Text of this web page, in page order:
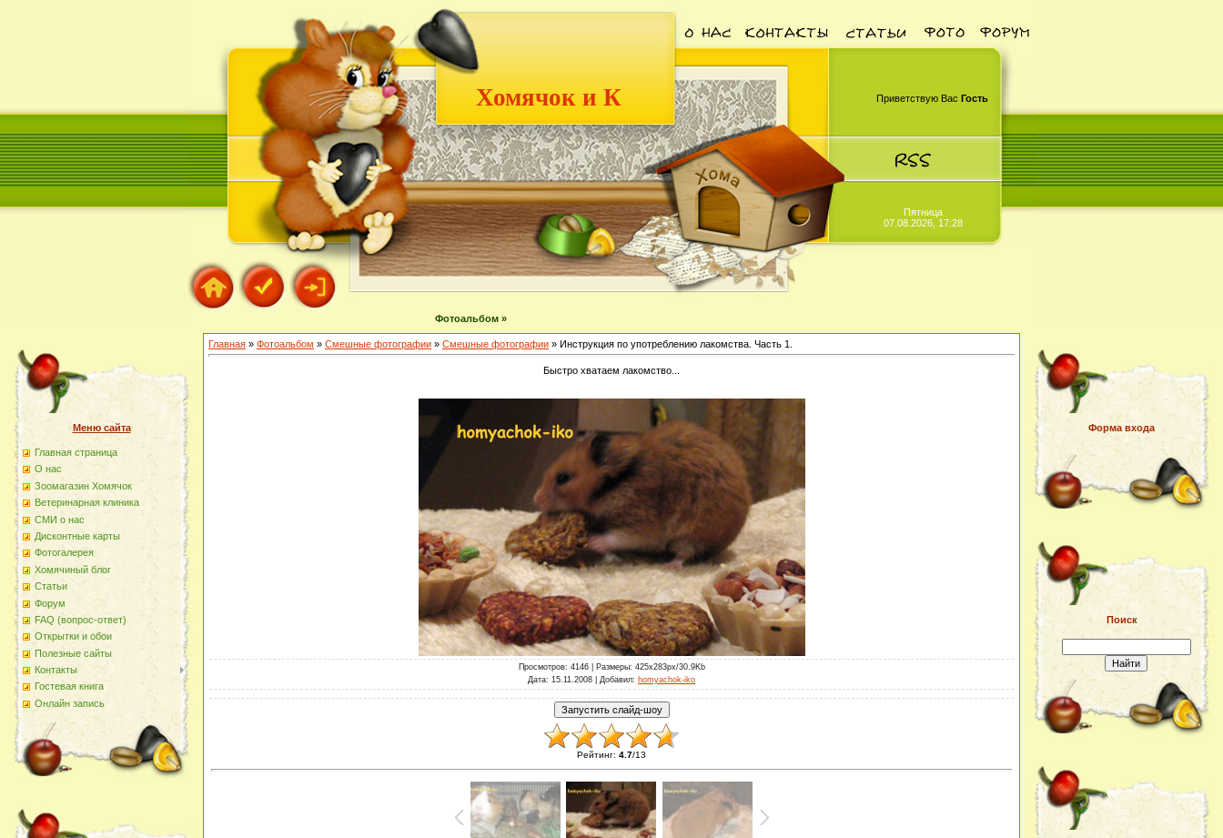
Хомячок и К Приветствую Вас Гость
Пятница
07.08.2026, 17:28
Фотоальбом »
Меню сайта
Главная страница
О наc
Зоомагазин Хомячок
Ветеринарная клиника
СМИ о нас
Дисконтные карты
Фотогалерея
Хомячиный блог
Статьи
Форум
FAQ (вопрос-ответ)
Открытки и обои
Полезные сайты
Контакты
Гостевая книга
Онлайн запись
Главная » Фотоальбом » Смешные фотографии » Смешные фотографии » Инструкция по употреблению лакомства. Часть 1.
Быстро хватаем лакомство...
Просмотров: 4146 | Размеры: 425x283px/30.9Kb
Дата: 15.11.2008 | Добавил: homyachok-iko
Рейтинг: 4.7/13
Форма входа
Поиск